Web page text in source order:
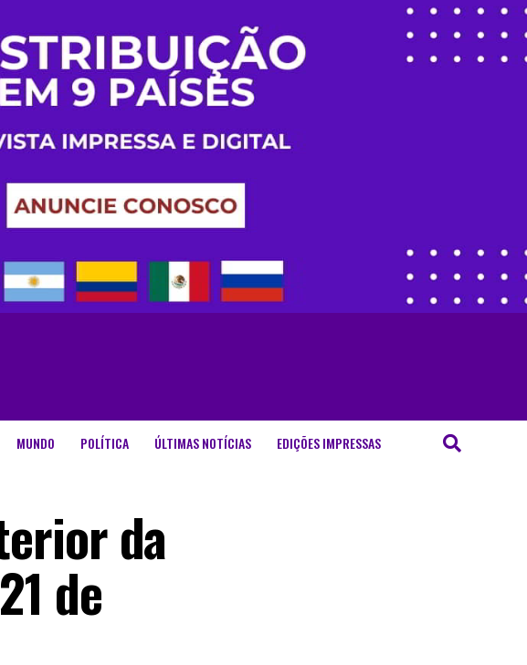
MUNDO POLÍTICA ÚLTIMAS NOTÍCIAS EDIÇÕES IMPRESSAS
da
de